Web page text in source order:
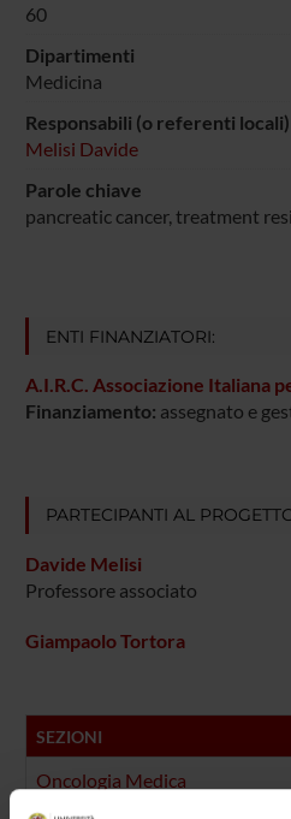
60
Dipartimenti
Medicina
Responsabili (o referenti locali)
Melisi Davide
Parole chiave
pancreatic cancer, treatment
ENTI FINANZIATORI:
A.I.R.C. Associazione Italiana
Finanziamento: assegnato e
PARTECIPANTI AL
Davide Melisi
Professore associato
Giampaolo Tortora
SEZIONI
Oncologia Medica